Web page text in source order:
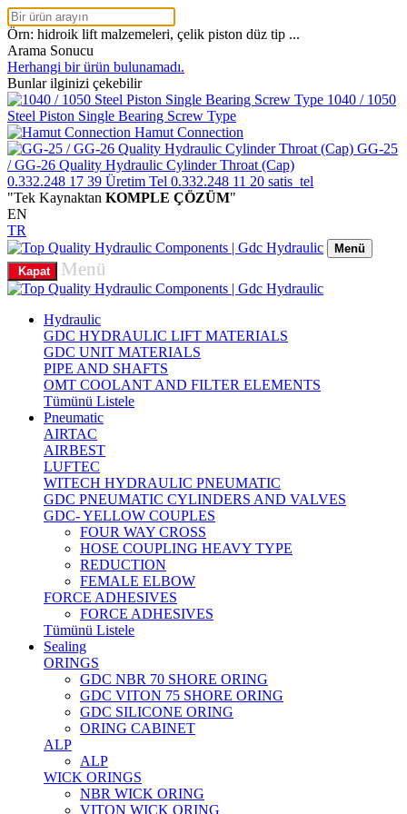
Örn: hidroik lift malzemeleri, çelik piston düz tip ...
Arama Sonucu
Herhangi bir ürün bulunamadı.
Bunlar ilginizi çekebilir
1040 / 1050
Steel Piston Single Bearing Screw Type
Hamut Connection
GG-25
/ GG-26 Quality Hydraulic Cylinder Throat (Cap)
0.332.248 17 39 Üretim Tel 0.332.248 11 20 satis_tel
"Tek Kaynaktan KOMPLE ÇÖZÜM"
EN
TR
Menü
Kapat
Menü
Hydraulic
GDC HYDRAULIC LIFT MATERIALS
GDC UNIT MATERIALS
PIPE AND SHAFTS
OMT COOLANT AND FILTER ELEMENTS
Tümünü Listele
Pneumatic
AIRTAC
AIRBEST
LUFTEC
WITECH HYDRAULIC PNEUMATIC
GDC PNEUMATIC CYLINDERS AND VALVES
GDC- YELLOW COUPLES
FOUR WAY CROSS
HOSE COUPLING HEAVY TYPE
REDUCTION
FEMALE ELBOW
FORCE ADHESIVES
FORCE ADHESIVES
Tümünü Listele
Sealing
ORINGS
GDC NBR 70 SHORE ORING
GDC VITON 75 SHORE ORING
GDC SILICONE ORING
ORING CABINET
ALP
ALP
WICK ORINGS
NBR WICK ORING
VITON WICK ORING